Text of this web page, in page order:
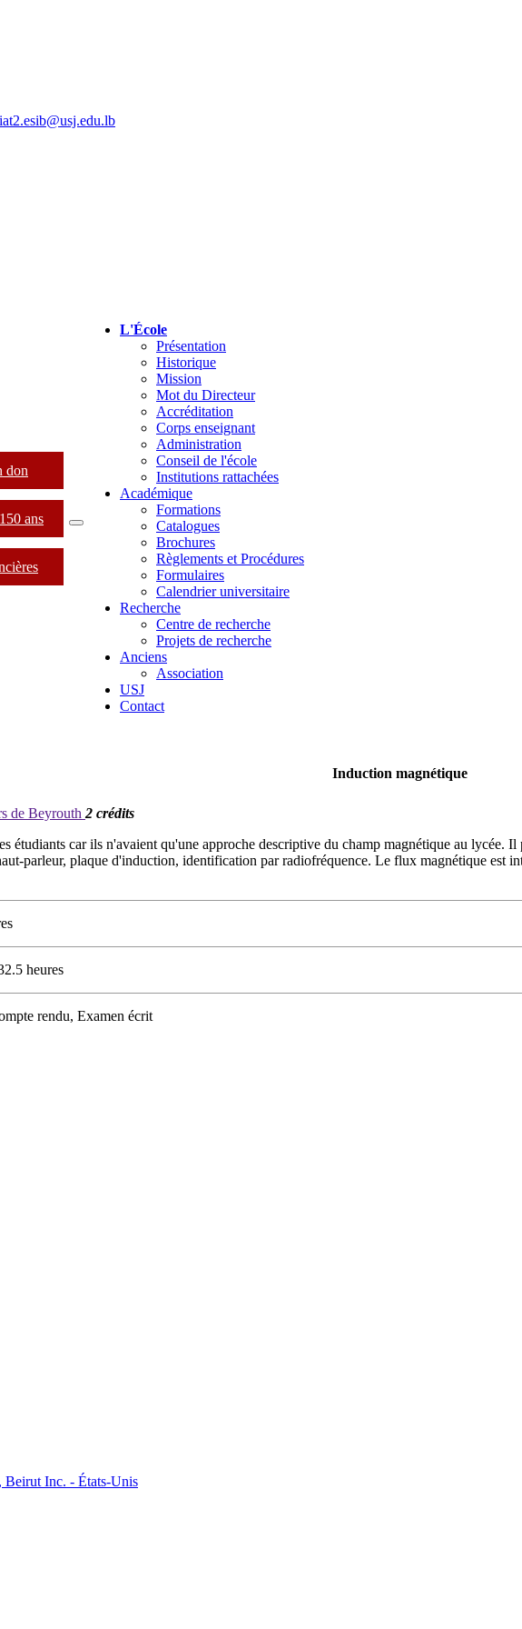
don
ans
L'École
Présentation
Historique
Mission
Mot du Directeur
Accréditation
Corps enseignant
Administration
Conseil de l'école
Institutions rattachées
Académique
Formations
Catalogues
Brochures
Règlements et Procédures
Formulaires
Calendrier universitaire
Recherche
Centre de recherche
Projets de recherche
Anciens
Association
USJ
Contact
Induction magnétique
de Beyrouth 2 crédits
étudiants car ils n'avaient qu'une approche descriptive du champ magnétique au lycée.
parleur, plaque d'induction, identification par radiofréquence. Le flux magnétique est
heures
rendu, Examen écrit
Beirut Inc. - États-Unis